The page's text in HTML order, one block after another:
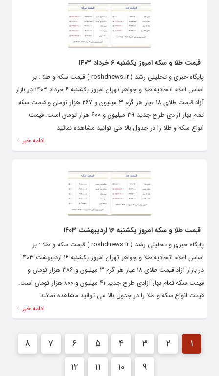
قیمت طلا و سکه امروز یکشنبه ۶ خرداد ۱۴۰۳
پایگاه خبری و تحلیلی رشد ( roshdnews.ir ) قیمت سکه و طلا : بر
اساس اعلام اتحادیه طلا و جواهر تهران امروز یکشنبه ۶ خرداد ۱۴۰۳ در بازار
آزاد قیمت طلای ۱۸ عیار هر گرم ۳ میلیون و ۲۶۷ هزار تومان و قیمت سکه
تمام‌ بهار آزادی طرح جدید ۳۹ میلیون و ۶۰۰ هزار تومان است. قیمت
انواع سکه و طلا را در جدول بالا می توانید مشاهده نمائید
ادامه خبر
قیمت طلا و سکه امروز یکشنبه ۱۶ اردیبهشت ۱۴۰۳
پایگاه خبری و تحلیلی رشد ( roshdnews.ir ) قیمت سکه و طلا : بر
اساس اعلام اتحادیه طلا و جواهر تهران امروز یکشنبه ۱۶ اردیبهشت ۱۴۰۳
در بازار آزاد قیمت طلای ۱۸ عیار هر گرم ۳ میلیون و ۳۸۶ هزار تومان و
قیمت سکه تمام‌ بهار آزادی طرح جدید ۴۱ میلیون و ۸۰۰ هزار تومان است.
قیمت انواع سکه و طلا را در جدول بالا می توانید مشاهده نمائید
ادامه خبر
1
2
3
4
5
6
7
8
9
10
11
12